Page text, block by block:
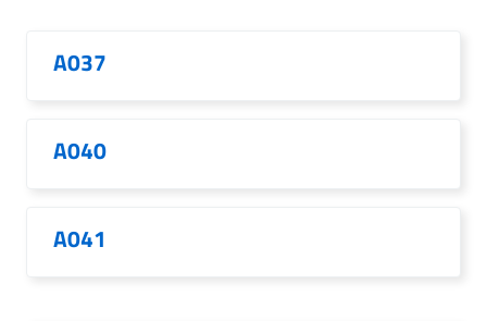
A037
A040
A041